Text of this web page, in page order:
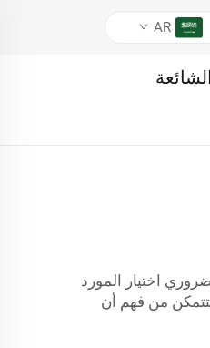
AR
اختيار المورد
من فهم أن